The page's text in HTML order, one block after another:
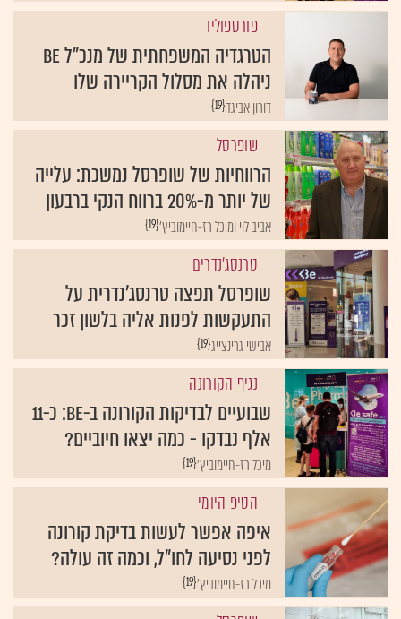
פורטפוליו
הטרגדיה המשפחתית של מנכ"ל Be
ניהלה את מסלול הקריירה שלו
{19}דורון אביגד
שופרסל
הרווחיות של שופרסל נמשכת: עלייה
של יותר מ-20% ברווח הנקי ברבעון
{19}אביב לוי ומיכל רז-חיימוביץ'
טרנסג'נדרים
שופרסל תפצה טרנסג'נדרית על
התעקשות לפנות אליה בלשון זכר
{19}אבישי גרינצייג
נגיף הקורונה
שבועיים לבדיקות הקורונה ב-Be: כ-11
אלף נבדקו - כמה יצאו חיוביים?
{19}מיכל רז-חיימוביץ'
הטיפ היומי
איפה אפשר לעשות בדיקת קורונה
לפני נסיעה לחו"ל, וכמה זה עולה?
{19}מיכל רז-חיימוביץ'